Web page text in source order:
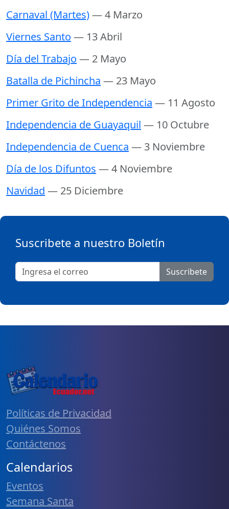
Carnaval (Martes)— 4 Marzo
Viernes Santo — 13 Abril
Día del Trabajo — 2 Mayo
Batalla de Pichincha — 23 Mayo
Primer Grito de Independencia — 11 Agosto
Independencia de Guayaquil — 10 Octubre
Independencia de Cuenca — 3 Noviembre
Día de los Difuntos — 4 Noviembre
Navidad — 25 Diciembre
Suscribete a nuestro Boletín
Suscribete
Políticas de Privacidad
Quiénes Somos
Contáctenos
Calendarios
Eventos
Semana Santa